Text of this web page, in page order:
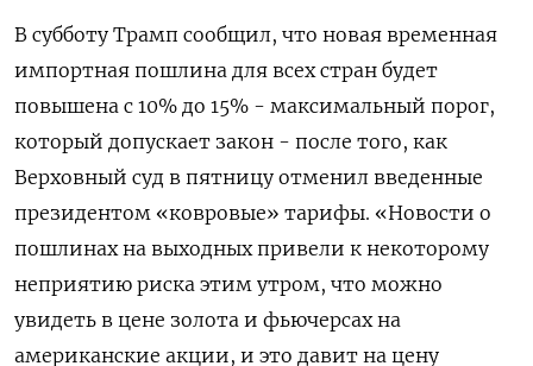
В субботу Трамп сообщил, что новая временная
импортная пошлина для всех стран будет
повышена с 10% до 15% - максимальный порог,
который допускает закон - после того, как
Верховный суд в пятницу отменил введенные
президентом «ковровые» тарифы. «Новости о
пошлинах на выходных привели к некоторому
неприятию риска этим утром, что ​можно
увидеть в цене ⁠золота и фьючерсах на
американские акции, и это давит на цену